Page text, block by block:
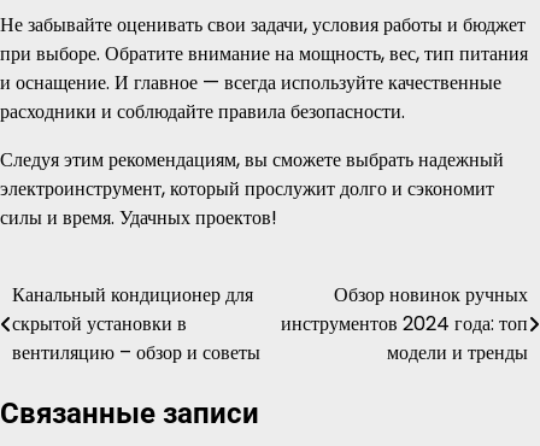
Не забывайте оценивать свои задачи, условия работы и бюджет
при выборе. Обратите внимание на мощность, вес, тип питания
и оснащение. И главное — всегда используйте качественные
расходники и соблюдайте правила безопасности.
Следуя этим рекомендациям, вы сможете выбрать надежный
электроинструмент, который прослужит долго и сэкономит
силы и время. Удачных проектов!
Навигация
по
Канальный кондиционер для
скрытой установки в
вентиляцию – обзор и советы
Обзор новинок ручных
инструментов 2024 года: топ
модели и тренды
Связанные записи